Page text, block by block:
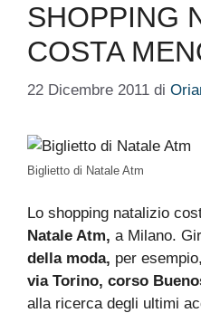
SHOPPING
COSTA
22 Dicembre 2011 di
Biglietto di Natale Atm
Lo shopping natalizio
Natale Atm, a Milano.
della moda, per
via Torino, corso
alla ricerca degli ultimi